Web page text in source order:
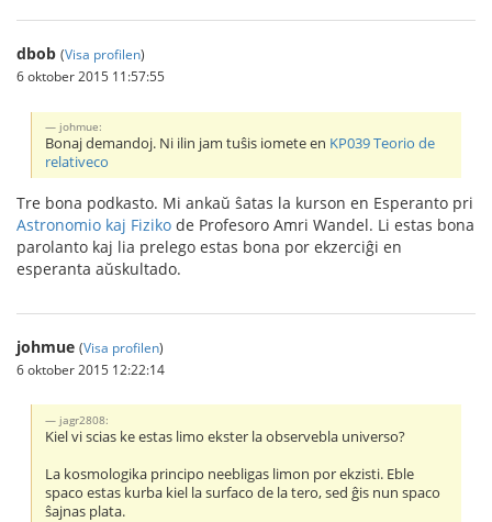
dbob (Visa profilen)
6 oktober 2015 11:57:55
johmue:
Bonaj demandoj. Ni ilin jam tuŝis iomete en KP039 Teorio de
relativeco
Tre bona podkasto. Mi ankaŭ ŝatas la kurson en Esperanto pri
Astronomio kaj Fiziko de Profesoro Amri Wandel. Li estas bona
parolanto kaj lia prelego estas bona por ekzerciĝi en
esperanta aŭskultado.
johmue (Visa profilen)
6 oktober 2015 12:22:14
jagr2808:
Kiel vi scias ke estas limo ekster la observebla universo?
La kosmologika principo neebligas limon por ekzisti. Eble
spaco estas kurba kiel la surfaco de la tero, sed ĝis nun spaco
ŝajnas plata.